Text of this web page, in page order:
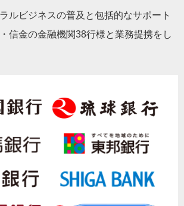
ルビジネスの普及と包括的なサポート
信金の金融機関38行様と業務提携をし